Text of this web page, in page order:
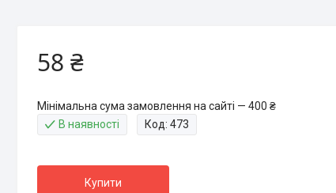
58 ₴
Мінімальна сума замовлення на сайті — 400 ₴
В наявності
Код: 473
Купити